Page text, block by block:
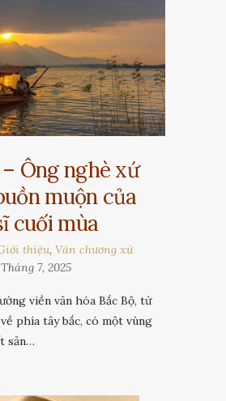
Ông nghè xứ
muộn của
cuối mùa
thiệu, Văn chương xứ
Tháng 7, 2025
viền văn hóa Bắc Bộ, từ
phía tây bắc, có một vùng
sản…